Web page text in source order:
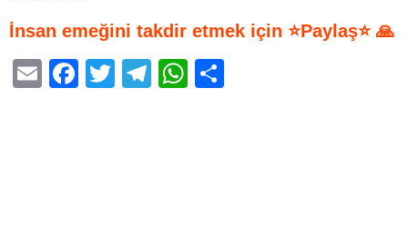
İnsan emeğini takdir etmek için ⭐Paylaş⭐ 🙏
E
F
T
T
W